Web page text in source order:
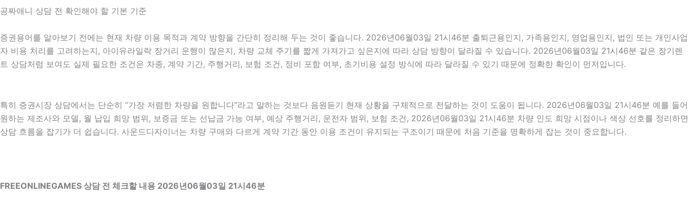
공짜애니 상담 전 확인해야 할 기본 기준
증권용어를 알아보기 전에는 현재 차량 이용 목적과 계약 방향을 간단히 정리해 두는 것이 좋습니다. 2026년06월03일 21시46분 출퇴근용인지, 가족용인지, 영업용인지, 법인 또는 개인사업
자 비용 처리를 고려하는지, 아이유라일락 장거리 운행이 많은지, 차량 교체 주기를 짧게 가져가고 싶은지에 따라 상담 방향이 달라질 수 있습니다. 2026년06월03일 21시46분 같은 장기렌
트 상담처럼 보여도 실제 필요한 조건은 차종, 계약 기간, 주행거리, 보험 조건, 정비 포함 여부, 초기비용 설정 방식에 따라 달라질 수 있기 때문에 정확한 확인이 먼저입니다.
특히 증권시장 상담에서는 단순히 “가장 저렴한 차량을 원합니다”라고 말하는 것보다 음원듣기 현재 상황을 구체적으로 전달하는 것이 도움이 됩니다. 2026년06월03일 21시46분 예를 들어
원하는 제조사와 모델, 월 납입 희망 범위, 보증금 또는 선납금 가능 여부, 예상 주행거리, 운전자 범위, 보험 조건, 2026년06월03일 21시46분 차량 인도 희망 시점이나 색상 선호를 정리하면
상담 흐름을 잡기가 더 쉽습니다. 사운드디자이너는 차량 구매와 다르게 계약 기간 동안 이용 조건이 유지되는 구조이기 때문에 처음 기준을 명확하게 잡는 것이 중요합니다.
FREEONLINEGAMES 상담 전 체크할 내용 2026년06월03일 21시46분